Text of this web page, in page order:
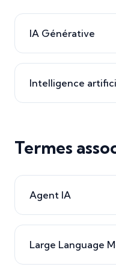
IA Générative
Intelligence
Termes
Agent IA
Large Language